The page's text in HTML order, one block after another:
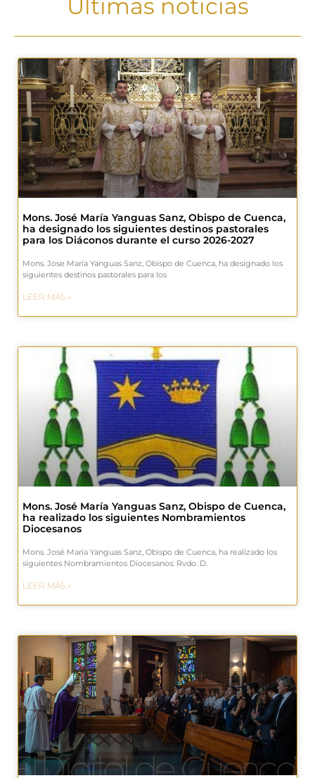
Últimas noticias
Mons. José María Yanguas Sanz, Obispo de Cuenca,
ha designado los siguientes destinos pastorales
para los Diáconos durante el curso 2026-2027
Mons. Jose María Yanguas Sanz, Obispo de Cuenca, ha designado los
siguientes destinos pastorales para los
LEER MÁS »
Mons. José María Yanguas Sanz, Obispo de Cuenca,
ha realizado los siguientes Nombramientos
Diocesanos
Mons. José María Yanguas Sanz, Obispo de Cuenca, ha realizado los
siguientes Nombramientos Diocesanos: Rvdo. D.
LEER MÁS »